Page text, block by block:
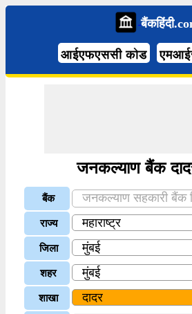
आईएफएससी कोड
जनकल्याण बैंक
बैंक
राज्य
जिला
शहर
शाखा